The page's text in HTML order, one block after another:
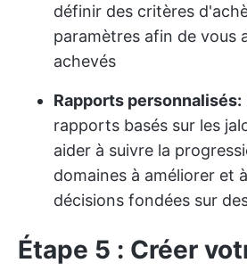
définir des critères
paramètres afin de vous
achevés
Rapports personnalisés:
rapports basés sur les
aider à suivre la
domaines à améliorer et
décisions fondées sur
Étape 5 : Créer